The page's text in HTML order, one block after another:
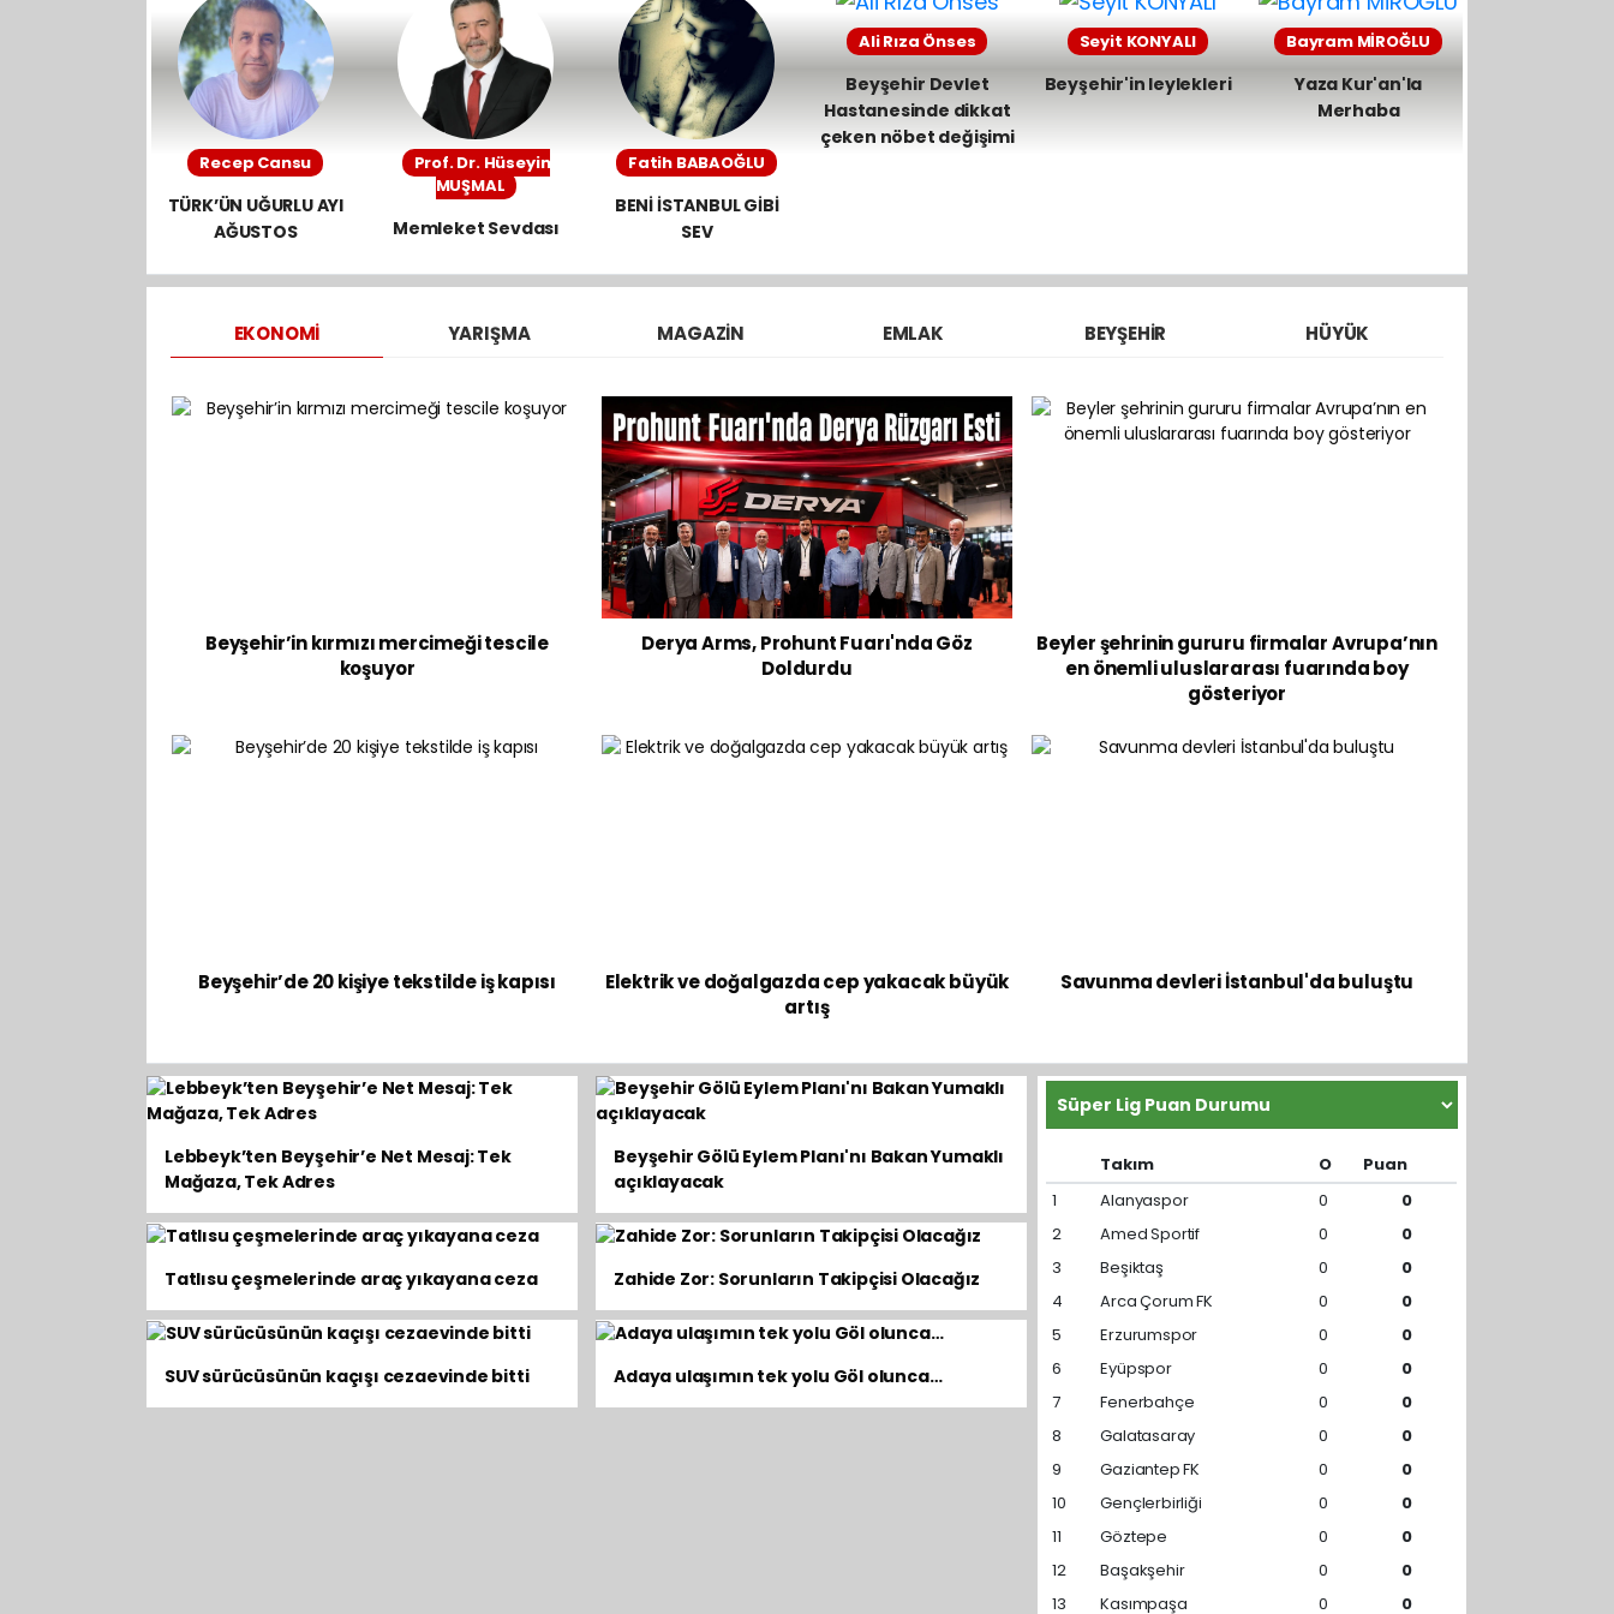
sayılıyor
Recep Cansu
TÜRK’ÜN UĞURLU AYI
AĞUSTOS
Prof. Dr. Hüseyin
MUŞMAL
Memleket Sevdası
Fatih BABAOĞLU
BENİ İSTANBUL GİBİ
SEV
Ali Rıza Önses
Beyşehir Devlet
Hastanesinde dikkat
çeken nöbet değişimi
Seyit KONYALI
Beyşehir'in leylekleri
Bayram MİROĞLU
Yaza Kur'an'la
Merhaba
EKONOMI YARIŞMA MAGAZIN EMLAK BEYŞEHIR HÜYÜK
Beyşehir’in kırmızı mercimeği tescile
koşuyor
Derya Arms, Prohunt Fuarı'nda Göz
Doldurdu
Beyler şehrinin gururu firmalar Avrupa’nın
en önemli uluslararası fuarında boy
gösteriyor
Beyşehir’de 20 kişiye tekstilde iş kapısı
Elektrik ve doğalgazda cep yakacak büyük
artış
Savunma devleri İstanbul'da buluştu
Lebbeyk’ten Beyşehir’e Net Mesaj: Tek
Mağaza, Tek Adres
Beyşehir Gölü Eylem Planı'nı Bakan Yumaklı
açıklayacak
Tatlısu çeşmelerinde araç yıkayana ceza Zahide Zor: Sorunların Takipçisi Olacağız
SUV sürücüsünün kaçışı cezaevinde bitti Adaya ulaşımın tek yolu Göl olunca…
Takım O
Puan
1
Alanyaspor 0
0
2
Amed Sportif 0
0
3
Beşiktaş 0
0
4
Arca Çorum FK 0
0
5
Erzurumspor 0
0
6
Eyüpspor 0
0
7
Fenerbahçe 0
0
8
Galatasaray 0
0
9
Gaziantep FK 0
0
10
Gençlerbirliği 0
0
11
Göztepe 0
0
12
Başakşehir 0
0
13
Kasımpaşa 0
0